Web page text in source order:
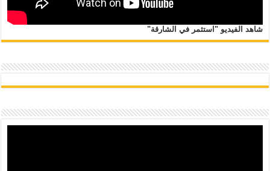
شاهد الفيديو "استثمر في الشارقة"